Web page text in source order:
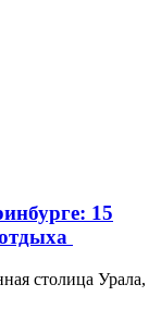
15
столица Урала,